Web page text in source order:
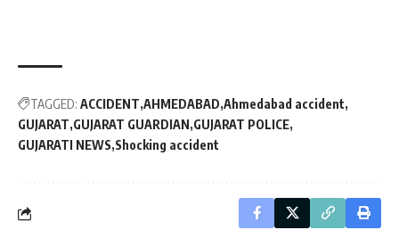
TAGGED: ACCIDENT AHMEDABAD Ahmedabad accident
GUJARAT GUJARAT GUARDIAN GUJARAT POLICE
GUJARATI NEWS Shocking accident